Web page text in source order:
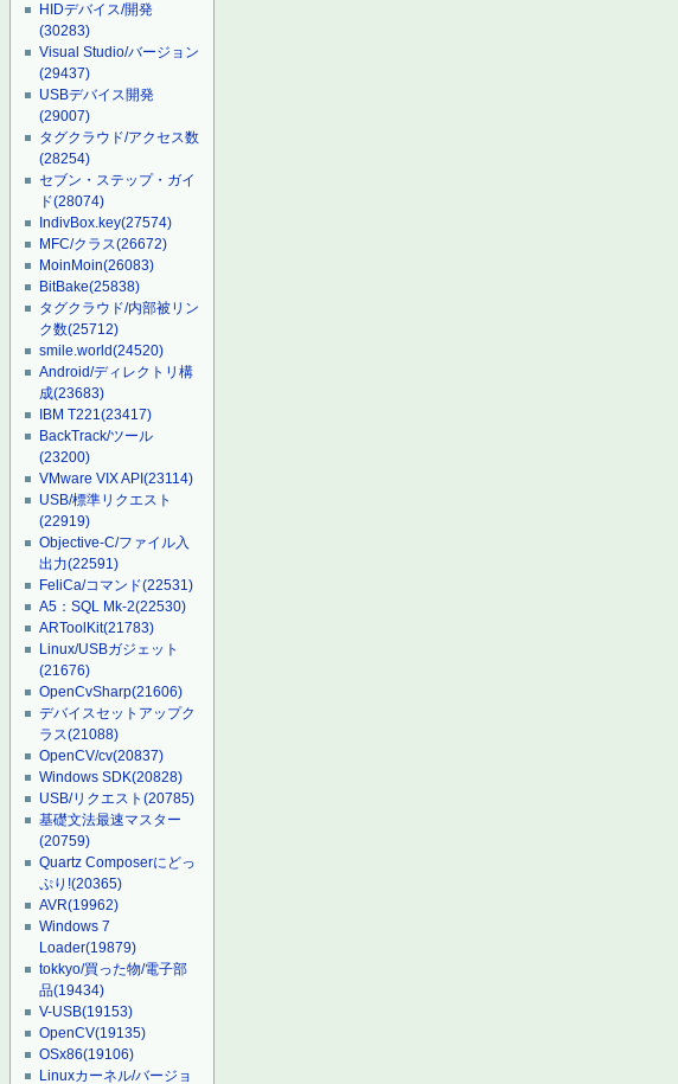
HIDデバイス/開発
(30283)
Visual Studio/バージョン
(29437)
USBデバイス開発
(29007)
タグクラウド/アクセス数
(28254)
セブン・ステップ・ガイ
ド(28074)
IndivBox.key(27574)
MFC/クラス(26672)
MoinMoin(26083)
BitBake(25838)
タグクラウド/内部被リン
ク数(25712)
smile.world(24520)
Android/ディレクトリ構
成(23683)
IBM T221(23417)
BackTrack/ツール
(23200)
VMware VIX API(23114)
USB/標準リクエスト
(22919)
Objective-C/ファイル入
出力(22591)
FeliCa/コマンド(22531)
A5：SQL Mk-2(22530)
ARToolKit(21783)
Linux/USBガジェット
(21676)
OpenCvSharp(21606)
デバイスセットアップク
ラス(21088)
OpenCV/cv(20837)
Windows SDK(20828)
USB/リクエスト(20785)
基礎文法最速マスター
(20759)
Quartz Composerにどっ
ぷり!(20365)
AVR(19962)
Windows 7
Loader(19879)
tokkyo/買った物/電子部
品(19434)
V-USB(19153)
OpenCV(19135)
OSx86(19106)
Linuxカーネル/バージョ